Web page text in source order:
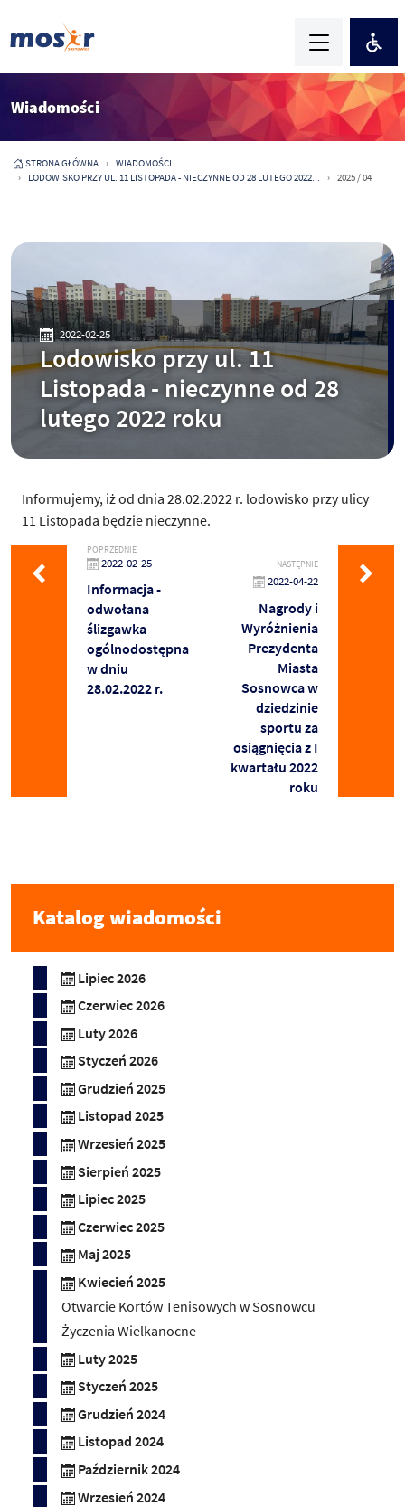
Wiadomości
STRONA GŁÓWNA
WIADOMOŚCI
LODOWISKO PRZY UL. 11 LISTOPADA - NIECZYNNE OD 28 LUTEGO 2022...
2025 / 04
2022-02-25
Lodowisko przy ul. 11
Listopada - nieczynne od 28
lutego 2022 roku
Informujemy, iż od dnia 28.02.2022 r. lodowisko przy ulicy
11 Listopada będzie nieczynne.
POPRZEDNIE
2022-02-25
Informacja -
odwołana
ślizgawka
ogólnodostępna
w dniu
28.02.2022 r.
NASTĘPNIE
2022-04-22
Nagrody i
Wyróżnienia
Prezydenta
Miasta
Sosnowca w
dziedzinie
sportu za
osiągnięcia z I
kwartału 2022
roku
Katalog wiadomości
Lipiec 2026
Czerwiec 2026
Luty 2026
Styczeń 2026
Grudzień 2025
Listopad 2025
Wrzesień 2025
Sierpień 2025
Lipiec 2025
Czerwiec 2025
Maj 2025
Kwiecień 2025
Otwarcie Kortów Tenisowych w Sosnowcu
Życzenia Wielkanocne
Luty 2025
Styczeń 2025
Grudzień 2024
Listopad 2024
Październik 2024
Wrzesień 2024